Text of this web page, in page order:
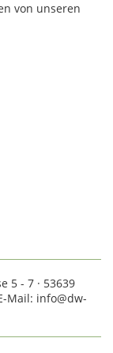
von unseren
5 - 7 · 53639
Mail: info@dw-